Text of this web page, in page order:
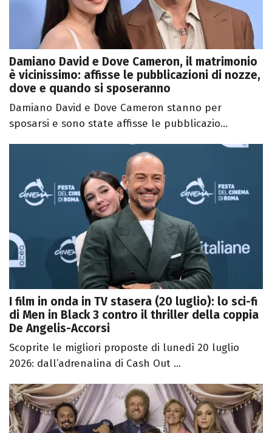
Damiano David e Dove Cameron, il matrimonio
è vicinissimo: affisse le pubblicazioni di nozze,
dove e quando si sposeranno
Damiano David e Dove Cameron stanno per
sposarsi e sono state affisse le pubblicazio...
I film in onda in TV stasera (20 luglio): lo sci-fi
di Men in Black 3 contro il thriller della coppia
De Angelis-Accorsi
Scoprite le migliori proposte di lunedì 20 luglio
2026: dall’adrenalina di Cash Out ...